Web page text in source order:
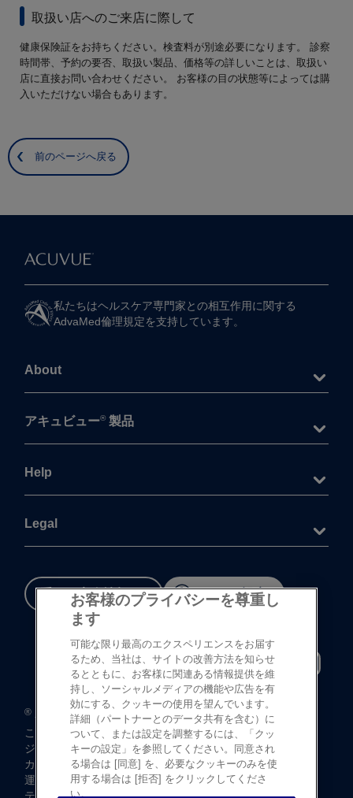
取扱い店へのご来店に際して
健康保険証をお持ちください。検査料が別途必要になります。 診察
時間帯、予約の要否、取扱い製品、価格等の詳しいことは、取扱い
店に直接お問い合わせください。 お客様の目の状態等によっては購
入いただけない場合もあります。
前のページへ戻る
私たちは​ヘルスケア専門家との​相互作用に​関する​
AdvaMed倫理規定を​支持しています。
About
アキュビュー® 製品
Help
Legal
重要な​安全情報 Cookie 設定
® 登録商標©Johnson & Johnson K.K. 1997-2026
この​サイトならびに​サイト内の​コンテンツは、​
ジョンソン・ エンド・ ジョンソン株式会社 ビジョンケア
カンパニーに​よって、​日本国内向けに​制作・ ​
運営されています。
お客様のプライバシーを尊重し
ます
可能な限り最高のエクスペリエンスをお届す
るため、当社は、サイトの改善方法を知らせ
るとともに、お客様に関連ある情報提供を維
持し、ソーシャルメディアの機能や広告を有
効にする、クッキーの使用を望んでいます。
詳細（パートナーとのデータ共有を含む）に
ついて、または設定を調整するには、「クッ
キーの設定」を参照してください。同意され
る場合は [同意] を、必要なクッキーのみを使
用する場合は [拒否] をクリックしてくださ
い。